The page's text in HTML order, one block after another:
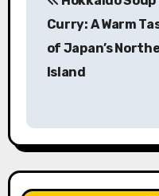
稿
ナ
ビ
ー
シ
Curry: A Warm
of Japan’s
Island